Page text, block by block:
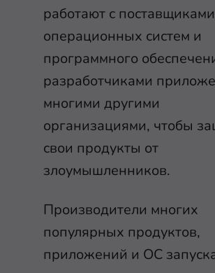
работают с поставщиками
операционных систем и
программного
разработчиками
многими другими
организациями, чтобы
свои продукты от
злоумышленников.
Производители многих
популярных продуктов,
приложений и ОС